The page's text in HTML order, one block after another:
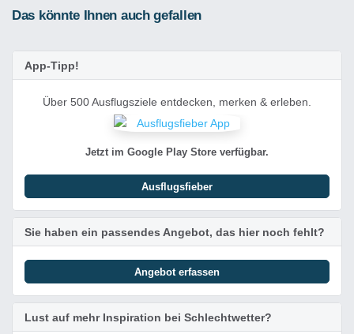
Das könnte Ihnen auch gefallen
App-Tipp!
Über 500 Ausflugsziele entdecken, merken & erleben.
Jetzt im Google Play Store verfügbar.
Ausflugsfieber
Sie haben ein passendes Angebot, das hier noch fehlt?
Angebot erfassen
Lust auf mehr Inspiration bei Schlechtwetter?